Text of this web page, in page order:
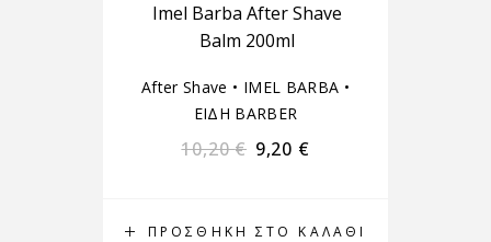
ΠΡΟΣΘΉΚΗ ΣΤΟ ΚΑΛΆΘΙ
Imel Barba After Shave
Balm 200ml
After Shave • IMEL BARBA •
ΕΙΔΗ BARBER
10,20€ 9,20 €